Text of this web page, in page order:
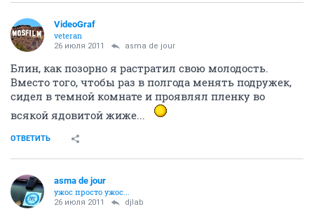
VideoGraf
veteran
26 июля 2011 asma de jour
Блин, как позорно я растратил свою молодость.
Вместо того, чтобы раз в полгода менять подружек,
сидел в темной комнате и проявлял пленку во
всякой ядовитой жиже...
ОТВЕТИТЬ
asma de jour
ужос просто ужос...
26 июля 2011 djlab